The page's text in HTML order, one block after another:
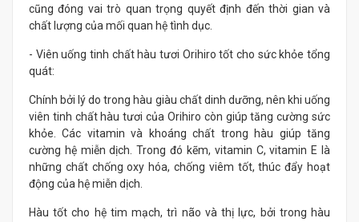
cũng đóng vai trò quan trọng quyết định đến thời gian và
chất lượng của mối quan hệ tình dục.
- Viên uống tinh chất hàu tươi Orihiro tốt cho sức khỏe tổng
quát:
Chính bởi lý do trong hàu giàu chất dinh dưỡng, nên khi uống
viên tinh chất hàu tươi của Orihiro còn giúp tăng cường sức
khỏe. Các vitamin và khoáng chất trong hàu giúp tăng
cường hệ miễn dịch. Trong đó kẽm, vitamin C, vitamin E là
những chất chống oxy hóa, chống viêm tốt, thúc đẩy hoạt
động của hệ miễn dịch.
Hàu tốt cho hệ tim mạch, trì não và thị lực, bởi trong hàu